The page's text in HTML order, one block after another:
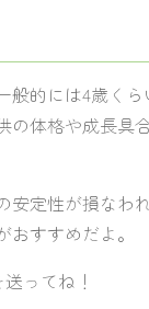
的には4歳くら
体格や成長具
安定性が損なわ
すすめだよ。
ってね！